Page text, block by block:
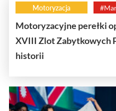
Motoryzacja
Motoryzacyjne perełki
XVIII Zlot Zabytkowych
historii